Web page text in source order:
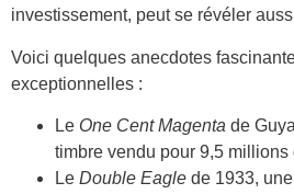
investissement, peut se révéler
Voici quelques anecdotes
exceptionnelles :
Le One Cent Magenta de
timbre vendu pour 9,5 millions
Le Double Eagle de 1933,